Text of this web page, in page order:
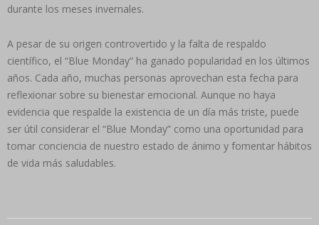
durante los meses invernales.
A pesar de su origen controvertido y la falta de respaldo
científico, el “Blue Monday” ha ganado popularidad en los últimos
años. Cada año, muchas personas aprovechan esta fecha para
reflexionar sobre su bienestar emocional. Aunque no haya
evidencia que respalde la existencia de un día más triste, puede
ser útil considerar el “Blue Monday” como una oportunidad para
tomar conciencia de nuestro estado de ánimo y fomentar hábitos
de vida más saludables.